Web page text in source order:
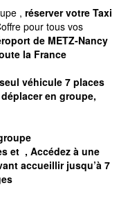
, réserver votre Taxi
pour tous vos
de METZ-Nancy
la France
véhicule 7 places
en groupe,
et , Accédez à une
accueillir jusqu’à 7